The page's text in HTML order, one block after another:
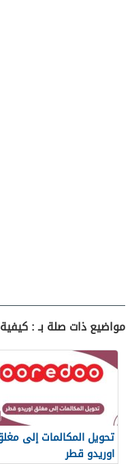
مواضيع ذات صلة بـ :
تحويل المكالمات إلى
اوريدو قطر